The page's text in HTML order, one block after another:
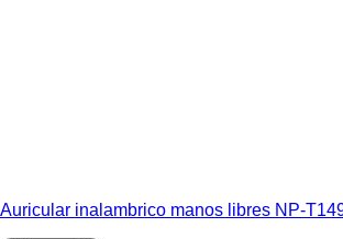
Auricular inalambrico manos libres NP-